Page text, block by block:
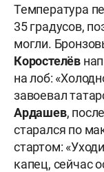
Температура
35 градусов,
могли.
Коростелёв
на лоб:
завоевал
Ардашев,
старался по
стартом:
капец, сейчас